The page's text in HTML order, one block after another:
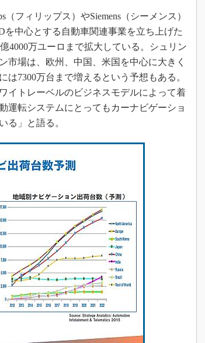
フィリップス）やSiemens（シーメンス）
を中心とする自動車関連事業を立ち上げた
4000万ユーロまで拡大している。シュリン
市場は、欧州、中国、米国を中心に大きく
は7300万台まで増えるという予想もある。
イトレーベルのビジネスモデルによって着
運転システムにとってもカーナビゲーショ
る」と語る。